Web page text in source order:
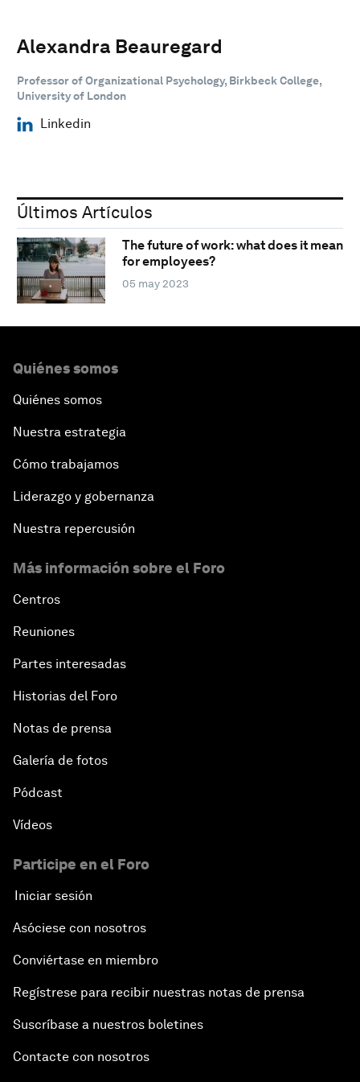
Alexandra Beauregard
Professor of Organizational Psychology, Birkbeck College,
University of London
Linkedin
Últimos Artículos
The future of work: what does it mean
for employees?
05 may 2023
Quiénes somos
Quiénes somos
Nuestra estrategia
Cómo trabajamos
Liderazgo y gobernanza
Nuestra repercusión
Más información sobre el Foro
Centros
Reuniones
Partes interesadas
Historias del Foro
Notas de prensa
Galería de fotos
Pódcast
Vídeos
Participe en el Foro
Iniciar sesión
Asóciese con nosotros
Conviértase en miembro
Regístrese para recibir nuestras notas de prensa
Suscríbase a nuestros boletines
Contacte con nosotros